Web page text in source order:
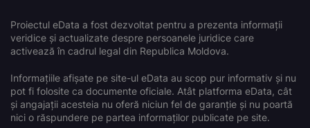
Proiectul eData a fost dezvoltat pentru a prezenta informații
veridice și actualizate despre persoanele juridice care
activează în cadrul legal din Republica Moldova.
Informațiile afișate pe site-ul eData au scop pur informativ și nu
pot fi folosite ca documente oficiale. Atât platforma eData, cât
și angajații acesteia nu oferă niciun fel de garanție și nu poartă
nici o răspundere pe partea informaților publicate pe site.